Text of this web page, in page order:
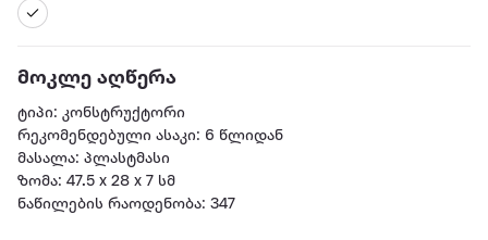
მოკლე აღწერა
ტიპი: კონსტრუქტორი
რეკომენდებული ასაკი: 6 წლიდან
მასალა: პლასტმასი
ზომა: 47.5 x 28 x 7 სმ
ნაწილების რაოდენობა: 347